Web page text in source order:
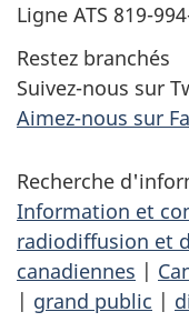
Ligne ATS 819-
Restez branchés
Suivez-nous sur
Aimez-nous sur
Recherche
Information et
radiodiffusion et
canadiennes |
| grand public |